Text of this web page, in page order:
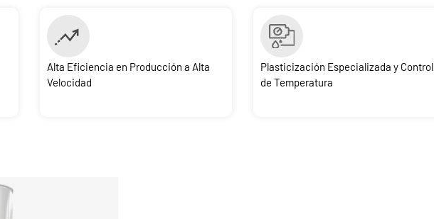
Alta Eficiencia en Producción a Alta
Velocidad
Plasticización Especializada y Control
de Temperatura